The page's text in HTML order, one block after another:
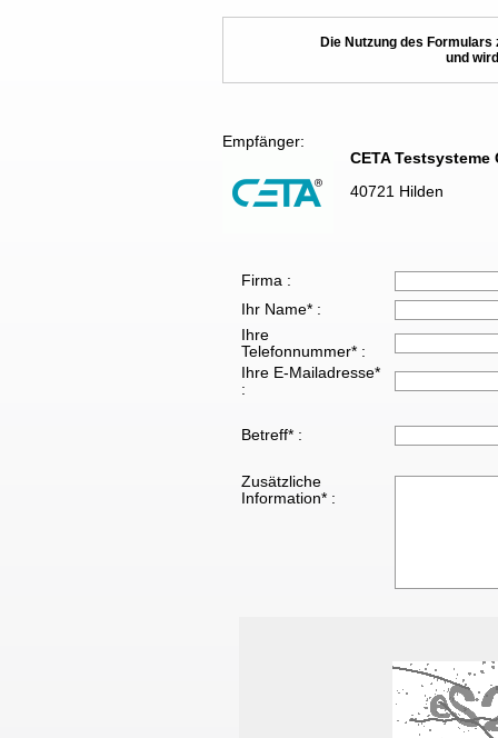
Die Nutzung des
und
Empfänger:
CETA Testsysteme
40721 Hilden
Firma :
Ihr Name* :
Ihre
Telefonnummer* :
Ihre E-Mailadresse*
:
Betreff* :
Zusätzliche
Information* :